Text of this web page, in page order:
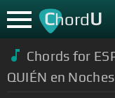
ChordU
Chords for
QUIÉN en